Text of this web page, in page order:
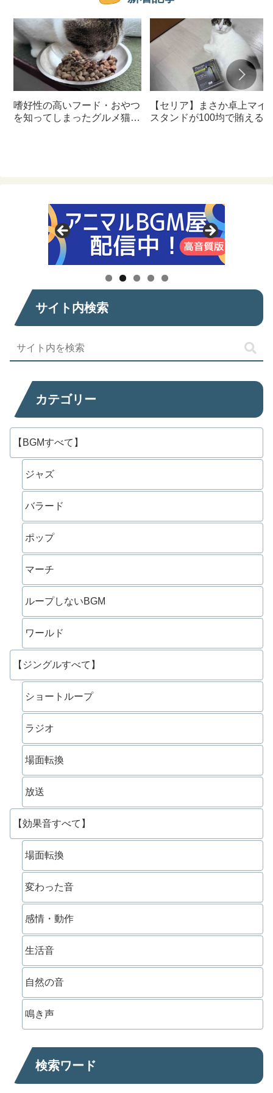
嗜好性の高いフード・おやつ
を知ってしまったグルメ猫の
【セリア】まさか卓上マイ
スタンドが100均で賄えるな
サイト内検索
カテゴリー
【BGMすべて】
ジャズ
バラード
ポップ
マーチ
ループしないBGM
ワールド
【ジングルすべて】
ショートループ
ラジオ
場面転換
放送
【効果音すべて】
場面転換
変わった音
感情・動作
生活音
自然の音
鳴き声
検索ワード